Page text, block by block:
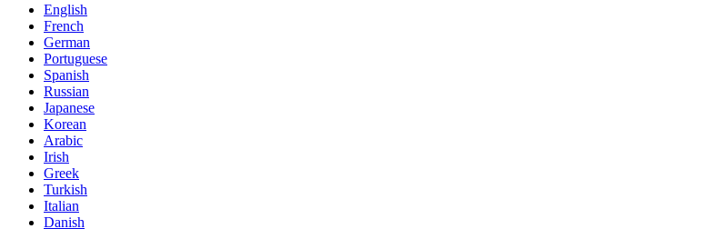
English
French
German
Portuguese
Spanish
Russian
Japanese
Korean
Arabic
Irish
Greek
Turkish
Italian
Danish